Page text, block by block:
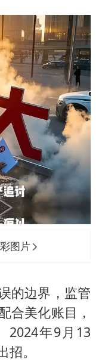
图片
的边界，监管
美化账目，
2024年9月13
招。